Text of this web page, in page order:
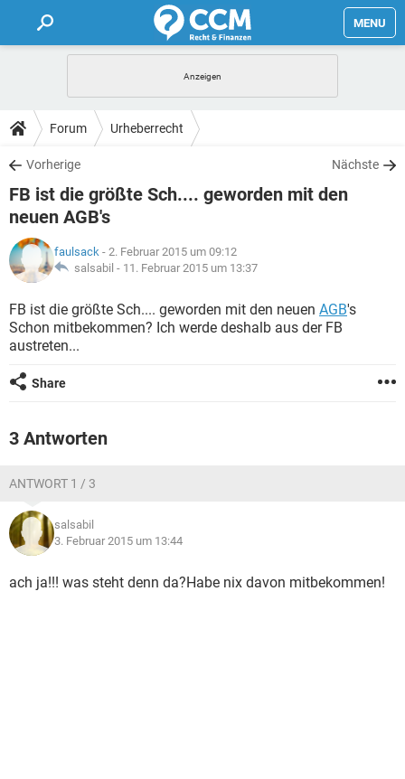
MENU
FORUM
TIPPS
Forum Urheberrecht
Vorherige Nächste
FB ist die größte Sch.... geworden mit den
neuen AGB's
faulsack - 2. Februar 2015 um 09:12
salsabil - 11. Februar 2015 um 13:37
FB ist die größte Sch.... geworden mit den neuen AGB's
Schon mitbekommen? Ich werde deshalb aus der FB
austreten...
Share
3 Antworten
ANTWORT 1 / 3
salsabil
3. Februar 2015 um 13:44
ach ja!!! was steht denn da?Habe nix davon mitbekommen!